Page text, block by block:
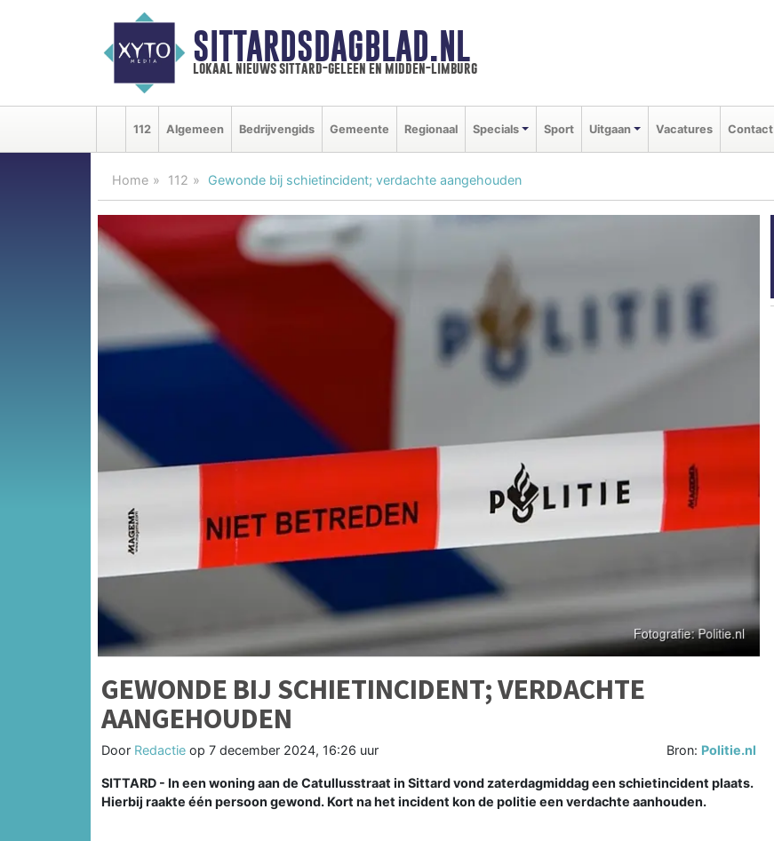
SITTARDSDAGBLAD.NL
lokaal nieuws sittard-geleen en midden-limburg
112 Algemeen Bedrijvengids Gemeente Regionaal Specials Sport Uitgaan Vacatures Contact
Home 112 Gewonde bij schietincident; verdachte aangehouden
GEWONDE BIJ SCHIETINCIDENT; VERDACHTE
AANGEHOUDEN
Door Redactie op 7 december 2024, 16:26 uur Bron: Politie.nl
SITTARD - In een woning aan de Catullusstraat in Sittard vond zaterdagmiddag een schietincident plaats.
Hierbij raakte één persoon gewond. Kort na het incident kon de politie een verdachte aanhouden.